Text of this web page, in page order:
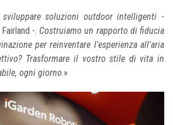
soluzioni outdoor intelligenti -
-. Costruiamo un rapporto di fiducia
per reinventare l'esperienza all'aria
Trasformare il vostro stile di vita in
ogni giorno.»